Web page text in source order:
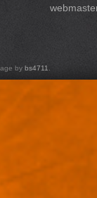
by bs4711